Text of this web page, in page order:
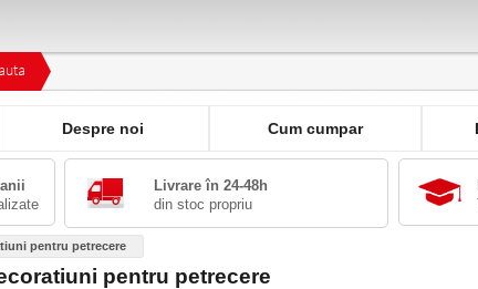
Despre noi Cum cumpar
Livrare în 24-48h
din stoc propriu
pentru petrecere
pentru petrecere